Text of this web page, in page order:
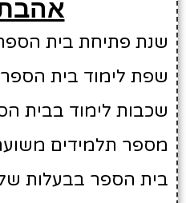
אהבת
שנת פתיחת בית הספר:
שפת לימוד בית
שכבות לימוד בבית
מספר תלמידים משוער: 703
בית הספר בבעלות